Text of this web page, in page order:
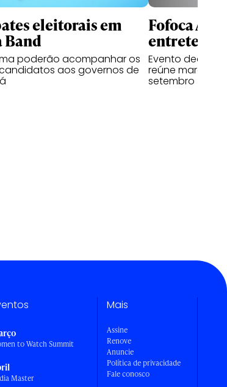
eleitorais em
Band
poderão acompanhar os
aos governos de
Fofoca
Evento
reúne marcas,
setembro
to Watch Summit
Master
Mais
Assine
Renove
Anuncie
Política de privacidade
Fale conosco